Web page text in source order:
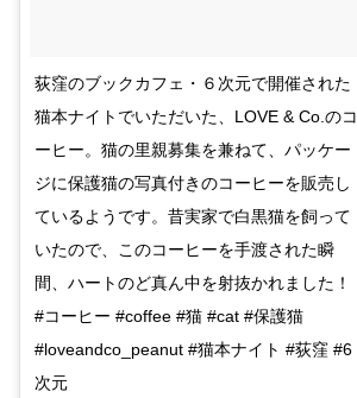
荻窪のブックカフェ・６次元で開催された
猫本ナイトでいただいた、LOVE & Co.のコ
ーヒー。猫の里親募集を兼ねて、パッケー
ジに保護猫の写真付きのコーヒーを販売し
ているようです。昔実家で白黒猫を飼って
いたので、このコーヒーを手渡された瞬
間、ハートのど真ん中を射抜かれました！
#コーヒー #coffee #猫 #cat #保護猫
#loveandco_peanut #猫本ナイト #荻窪 #6
次元